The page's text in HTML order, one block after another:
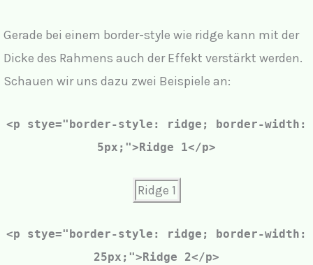
Gerade bei einem border-style wie ridge kann mit der
Dicke des Rahmens auch der Effekt verstärkt werden.
Schauen wir uns dazu zwei Beispiele an:
<p stye="border-style: ridge;
border-width:
5px; ">Ridge 1</p>
Ridge 1
<p stye="border-style: ridge; border-width:
25px; ">Ridge 2</p>